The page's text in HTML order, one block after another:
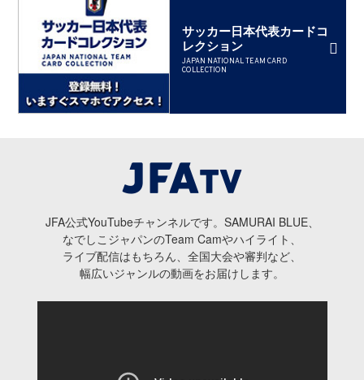
サッカー日本代表カードコ
レクション
JAPAN NATIONAL TEAM CARD
COLLECTION
JFA公式YouTubeチャンネルです。SAMURAI BLUE、
なでしこジャパンのTeam Camやハイライト、
ライブ配信はもちろん、全国大会や審判など、
幅広いジャンルの動画をお届けします。